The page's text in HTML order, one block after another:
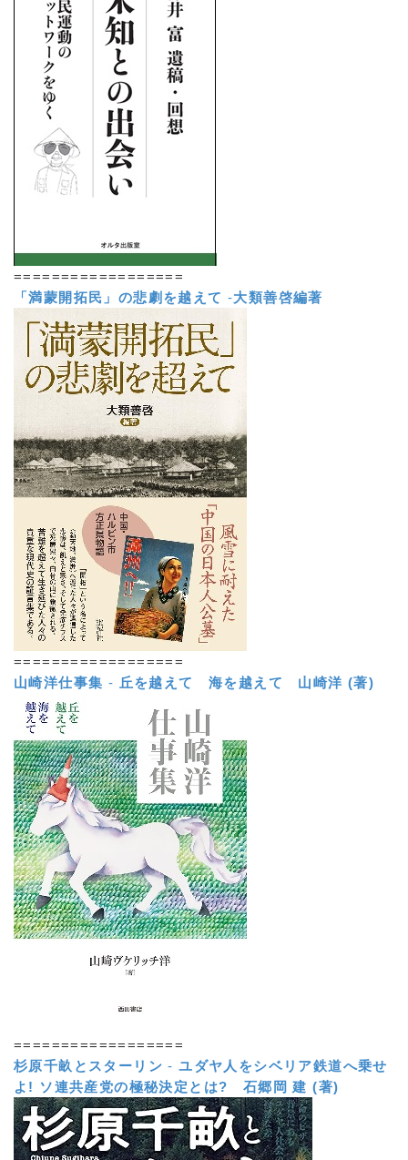
==================
「満蒙開拓民」の悲劇を越えて -大類善啓編著
==================
山崎洋仕事集 - 丘を越えて 海を越えて 山崎洋 (著)
==================
杉原千畝とスターリン -ユダヤ人をシベリア鉄道へ乗せ
よ! ソ連共産党の極秘決定とは?
石郷岡 建 (著)